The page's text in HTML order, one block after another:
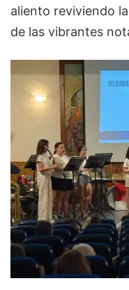
aliento reviviendo
de las vibrantes